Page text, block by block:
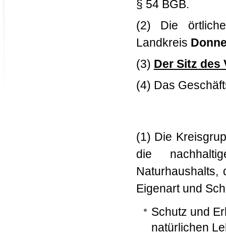
§ 54 BGB.
(2) Die
Landkreis
(3) Der Sitz des
(4) Das
(1) Die
die
Naturhaushalts,
Eigenart und
Schutz und
natürlichen